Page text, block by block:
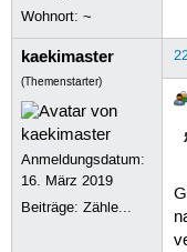
Wohnort: ~
kaekimaster
(Themenstarter)
Anmeldungsdatum:
16. März 2019
Beiträge:Zähle...